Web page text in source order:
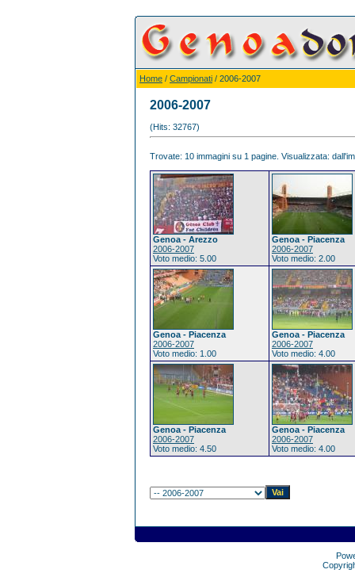
Home / Campionati / 2006-2007
2006-2007
(Hits: 32767)
Trovate: 10 immagini su 1 pagine. Visualizzata:
Genoa - Arezzo
2006-2007
Voto medio: 5.00
Genoa - Piacenza
2006-2007
Voto medio: 2.00
Genoa - Piacenza
2006-2007
Voto medio: 1.00
Genoa - Piacenza
2006-2007
Voto medio: 4.00
Genoa - Piacenza
2006-2007
Voto medio: 4.50
Genoa - Piacenza
2006-2007
Voto medio: 4.00